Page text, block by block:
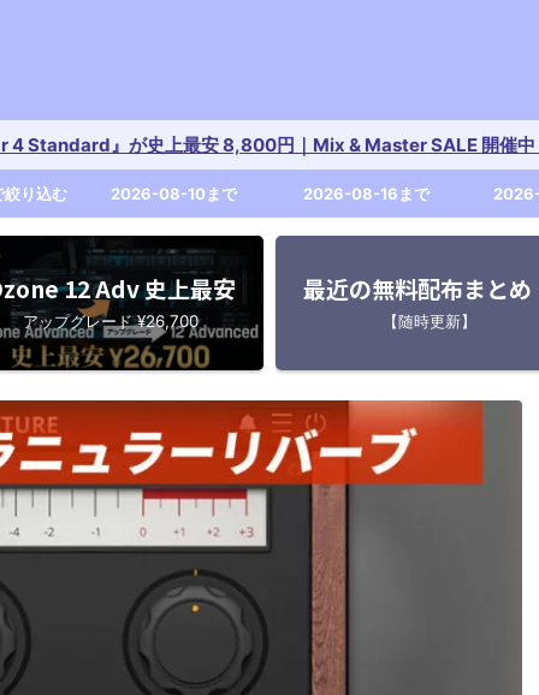
Standard』が史上最安 8,800円｜Mix & Master SALE 開催中
絞り込む 2026-08-10まで 2026-08-16まで
12 Adv 史上最安
アップグレード ¥26,700
最近の無料配布まとめ
【随時更新】